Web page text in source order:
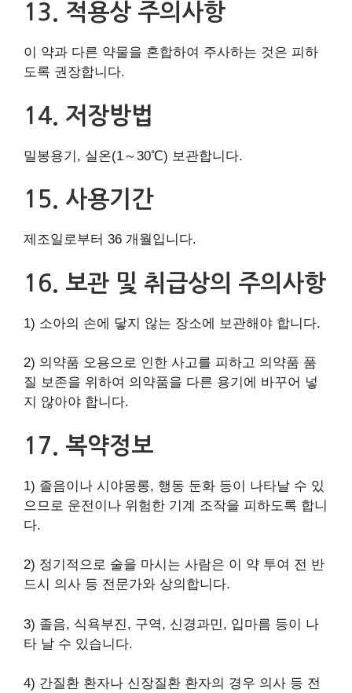
13. 적용상 주의사항
이 약과 다른 약물을 혼합하여 주사하는 것은 피하
도록 권장합니다.
14. 저장방법
밀봉용기, 실온(1～30℃) 보관합니다.
15. 사용기간
제조일로부터 36 개월입니다.
16. 보관 및 취급상의 주의사항
1) 소아의 손에 닿지 않는 장소에 보관해야 합니다.
2) 의약품 오용으로 인한 사고를 피하고 의약품 품
질 보존을 위하여 의약품을 다른 용기에 바꾸어 넣
지 않아야 합니다.
17. 복약정보
1) 졸음이나 시야몽롱, 행동 둔화 등이 나타날 수 있
으므로 운전이나 위험한 기계 조작을 피하도록 합니
다.
2) 정기적으로 술을 마시는 사람은 이 약 투여 전 반
드시 의사 등 전문가와 상의합니다.
3) 졸음, 식욕부진, 구역, 신경과민, 입마름 등이 나
타 날 수 있습니다.
4) 간질환 환자나 신장질환 환자의 경우 의사 등 전